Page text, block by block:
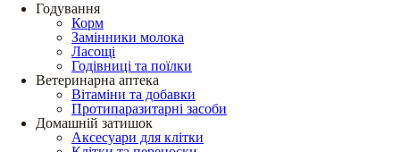
Годування
Корм
Замінники молока
Ласощі
Годівниці та поїлки
Ветеринарна аптека
Вітаміни та добавки
Протипаразитарні засоби
Домашній затишок
Аксесуари для клітки